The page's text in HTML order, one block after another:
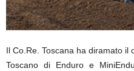
Il Co.Re. Toscana ha diramato il
Toscano di Enduro e